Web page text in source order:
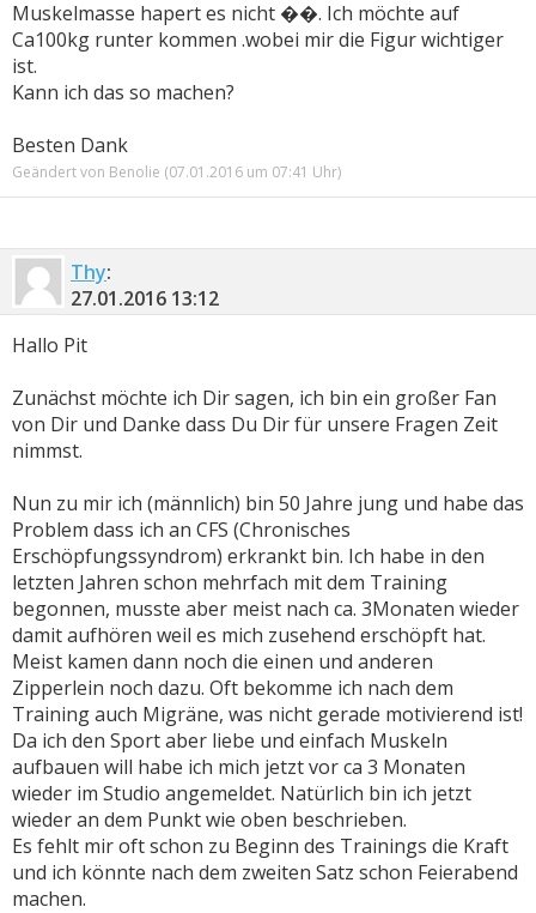
Muskelmasse hapert es nicht ��. Ich möchte auf
Ca100kg runter kommen .wobei mir die Figur wichtiger
ist.
Kann ich das so machen?
Besten Dank
Geändert von Benolie (07.01.2016 um 07:41 Uhr)
Thy:
27.01.2016 13:12
Hallo Pit
Zunächst möchte ich Dir sagen, ich bin ein großer Fan
von Dir und Danke dass Du Dir für unsere Fragen Zeit
nimmst.
Nun zu mir ich (männlich) bin 50 Jahre jung und habe das
Problem dass ich an CFS (Chronisches
Erschöpfungssyndrom) erkrankt bin. Ich habe in den
letzten Jahren schon mehrfach mit dem Training
begonnen, musste aber meist nach ca. 3Monaten wieder
damit aufhören weil es mich zusehend erschöpft hat.
Meist kamen dann noch die einen und anderen
Zipperlein noch dazu. Oft bekomme ich nach dem
Training auch Migräne, was nicht gerade motivierend ist!
Da ich den Sport aber liebe und einfach Muskeln
aufbauen will habe ich mich jetzt vor ca 3 Monaten
wieder im Studio angemeldet. Natürlich bin ich jetzt
wieder an dem Punkt wie oben beschrieben.
Es fehlt mir oft schon zu Beginn des Trainings die Kraft
und ich könnte nach dem zweiten Satz schon Feierabend
machen.